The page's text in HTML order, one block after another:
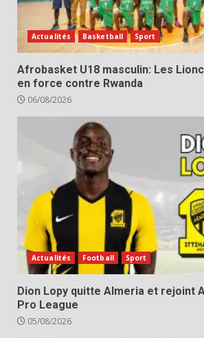
Actualités Basketball Sport
Afrobasket U18 masculin: Les
en force contre Rwanda
06/08/2026
Actualités Football Sport
Dion Lopy quitte Almeria et rejoint
Pro League
05/08/2026